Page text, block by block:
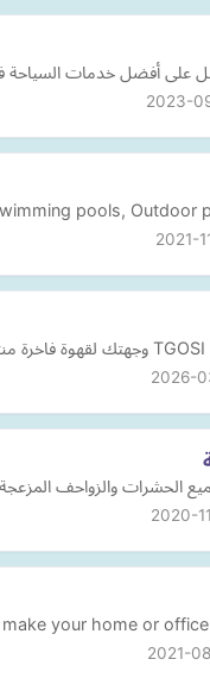
أفضل خدمات السياحة في
2023-
pools, Outdoor
2021-
2026-
الحشرات والزواحف المزعجة
2020-
your home or office
2021-